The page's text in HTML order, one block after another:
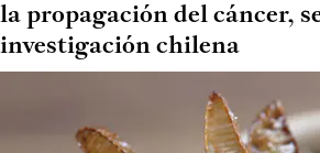
la propagación del cáncer,
investigación chilena